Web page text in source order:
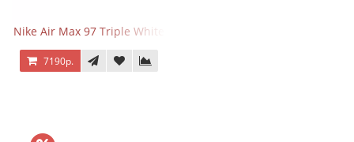
Nike Air Max 97 Triple White
7190р.